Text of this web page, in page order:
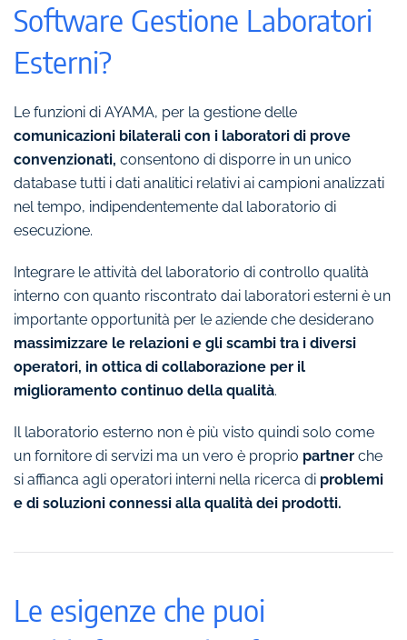
Software Gestione Laboratori
Esterni?
Le funzioni di AYAMA, per la gestione delle
comunicazioni bilaterali con i laboratori di prove
convenzionati, consentono di disporre in un unico
database tutti i dati analitici relativi ai campioni analizzati
nel tempo, indipendentemente dal laboratorio di
esecuzione.
Integrare le attività del laboratorio di controllo qualità
interno con quanto riscontrato dai laboratori esterni è un
importante opportunità per le aziende che desiderano
massimizzare le relazioni e gli scambi tra i diversi
operatori, in ottica di collaborazione per il
miglioramento continuo della qualità.
Il laboratorio esterno non è più visto quindi solo come
un fornitore di servizi ma un vero è proprio partner che
si affianca agli operatori interni nella ricerca di problemi
e di soluzioni connessi alla qualità dei prodotti.
Le esigenze che puoi